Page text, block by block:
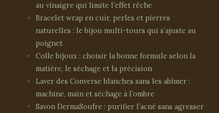
au vinaigre qui limite l’effet rêche
Bracelet wrap en cuir, perles et pierres
naturelles : le bijou multi-tours qui s’ajuste au
poignet
Colle bijoux : choisir la bonne formule selon la
matière, le séchage et la précision
Laver des Converse blanches sans les abîmer :
machine, main et séchage à l’ombre
Savon DermaSoufre : purifier l’acné sans agresser